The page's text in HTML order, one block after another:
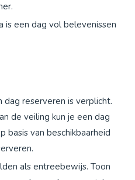
is een dag vol belevenissen
dag reserveren is verplicht.
de veiling kun je een dag
basis van beschikbaarheid
als entreebewijs. Toon